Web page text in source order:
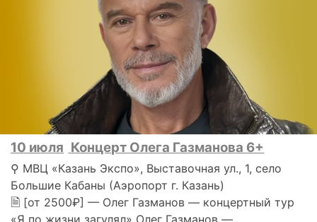
10 июля Концерт Олега Газманова 6+
⚲ МВЦ «Казань Экспо», Выставочная ул., 1, село
Большие Кабаны (Аэропорт г. Казань)
🗎 [от 2500₽] — Олег Газманов — концертный тур